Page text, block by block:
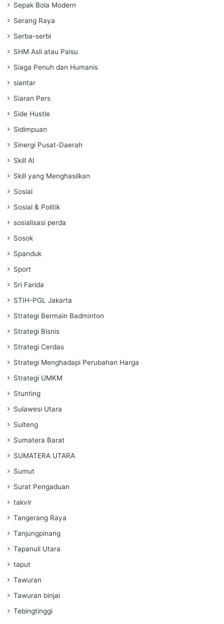
Sepak Bola Modern
Serang Raya
Serba-serbi
SHM Asli atau Palsu
Siaga Penuh dan Humanis
siantar
Siaran Pers
Side Hustle
Sidimpuan
Sinergi Pusat-Daerah
Skill AI
Skill yang Menghasilkan
Sosial
Sosial & Politik
sosialisasi perda
Sosok
Spanduk
Sport
Sri Farida
STIH-PGL Jakarta
Strategi Bermain Badminton
Strategi Bisnis
Strategi Cerdas
Strategi Menghadapi Perubahan Harga
Strategi UMKM
Stunting
Sulawesi Utara
Sulteng
Sumatera Barat
SUMATERA UTARA
Sumut
Surat Pengaduan
takvir
Tangerang Raya
Tanjungpinang
Tapanuli Utara
taput
Tawuran
Tawuran binjai
Tebingtinggi